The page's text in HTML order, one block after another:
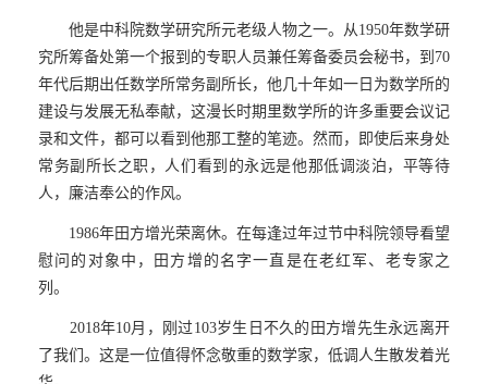
他是中科院数学研究所元老级人物之一。从1950年数学研
究所筹备处第一个报到的专职人员兼任筹备委员会秘书，到 70
年代后期 出任数学所常务副所长，他几十年如一日为数学所的
建设与发展无私奉献，这漫长时期里数学所的许多重要会议记
录和文件，都可以看到他那工整的笔迹。然而，即使后来身处
常务副所长之职，人们看到的永远是他那低调淡泊，平等待
人，廉洁奉公的作风。
1986年田方增光荣离休。在每逢过年过节中科院领导看望
慰问的对象中，田方增的名字一直是在老红军、老专家之
列。
2018年10月，刚过 103岁生日不久的田方增先生永远离开
了我们 。这是一位值得怀念敬重的数学家，低调人生散发着光